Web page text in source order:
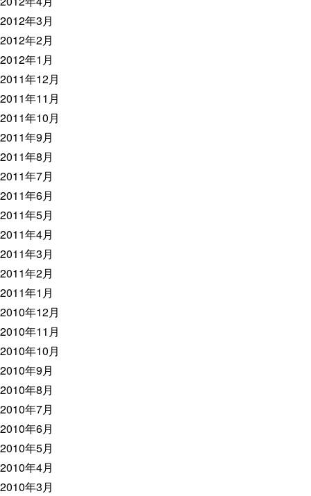
2012年3月
2012年2月
2012年1月
2011年12月
2011年11月
2011年10月
2011年9月
2011年8月
2011年7月
2011年6月
2011年5月
2011年4月
2011年3月
2011年2月
2011年1月
2010年12月
2010年11月
2010年10月
2010年9月
2010年8月
2010年7月
2010年6月
2010年5月
2010年4月
2010年3月